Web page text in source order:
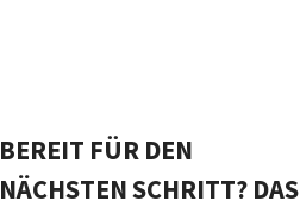
BEREIT FÜR DEN
NÄCHSTEN SCHRITT? DAS